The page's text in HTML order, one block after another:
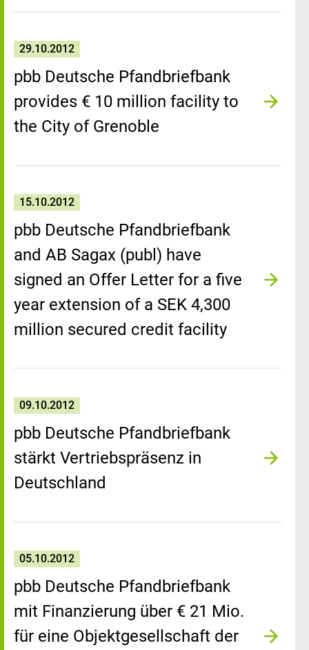
29.10.2012
pbb Deutsche Pfandbriefbank
provides € 10 million facility to
the City of Grenoble
15.10.2012
pbb Deutsche Pfandbriefbank
and AB Sagax (publ) have
signed an Offer Letter for a five
year extension of a SEK 4,300
million secured credit facility
09.10.2012
pbb Deutsche Pfandbriefbank
stärkt Vertriebspräsenz in
Deutschland
05.10.2012
pbb Deutsche Pfandbriefbank
mit Finanzierung über € 21 Mio.
für eine Objektgesellschaft der